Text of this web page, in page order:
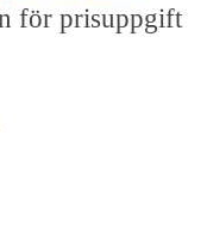
för prisuppgift